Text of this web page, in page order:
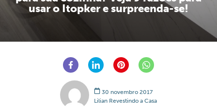
usar o Itopker e surpreenda-se!
30 novembro 2017
Lilian Revestindo a Casa